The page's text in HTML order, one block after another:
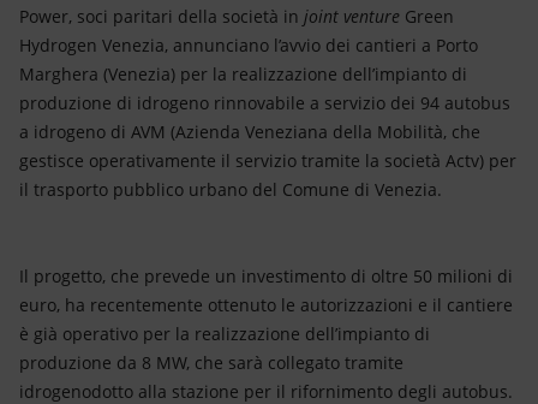
Power, soci paritari della società in joint venture Green
Hydrogen Venezia, annunciano l’avvio dei cantieri a Porto
Marghera (Venezia) per la realizzazione dell’impianto di
produzione di idrogeno rinnovabile a servizio dei 94 autobus
a idrogeno di AVM (Azienda Veneziana della Mobilità, che
gestisce operativamente il servizio tramite la società Actv) per
il trasporto pubblico urbano del Comune di Venezia.
Il progetto, che prevede un investimento di oltre 50 milioni di
euro, ha recentemente ottenuto le autorizzazioni e il cantiere
è già operativo per la realizzazione dell’impianto di
produzione da 8 MW, che sarà collegato tramite
idrogenodotto alla stazione per il rifornimento degli autobus.